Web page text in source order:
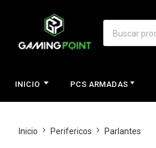
INICIO PCS ARMADAS
Inicio Perifericos Parlantes